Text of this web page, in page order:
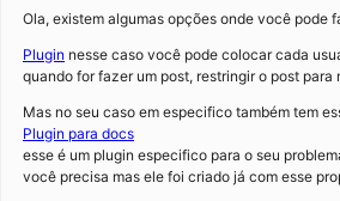
Ola, existem algumas opções onde você pode
Plugin nesse caso você pode colocar cada
quando for fazer um post, restringir o post para
Mas no seu caso em especifico também tem
Plugin para docs
esse é um plugin especifico para o seu
você precisa mas ele foi criado já com esse